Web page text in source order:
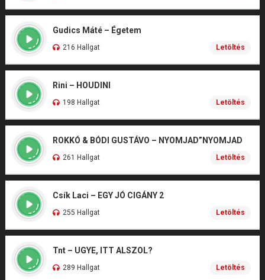
Gudics Máté – Égetem
216 Hallgat Letöltés
Rini – HOUDINI
198 Hallgat Letöltés
ROKKÓ & BÓDI GUSTÁVO – NYOMJAD”NYOMJAD
261 Hallgat Letöltés
Csík Laci – EGY JÓ CIGÁNY 2
255 Hallgat Letöltés
Tnt – UGYE, ITT ALSZOL?
289 Hallgat Letöltés